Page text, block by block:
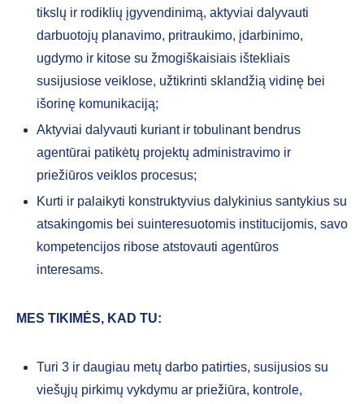
tikslų ir rodiklių įgyvendinimą, aktyviai dalyvauti
darbuotojų planavimo, pritraukimo, įdarbinimo,
ugdymo ir kitose su žmogiškaisiais ištekliais
susijusiose veiklose, užtikrinti sklandžią vidinę bei
išorinę komunikaciją;
Aktyviai dalyvauti kuriant ir tobulinant bendrus
agentūrai patikėtų projektų administravimo ir
priežiūros veiklos procesus;
Kurti ir palaikyti konstruktyvius dalykinius santykius su
atsakingomis bei suinteresuotomis institucijomis, savo
kompetencijos ribose atstovauti agentūros
interesams.
MES TIKIMĖS, KAD TU:
Turi 3 ir daugiau metų darbo patirties, susijusios su
viešųjų pirkimų vykdymu ar priežiūra, kontrole,